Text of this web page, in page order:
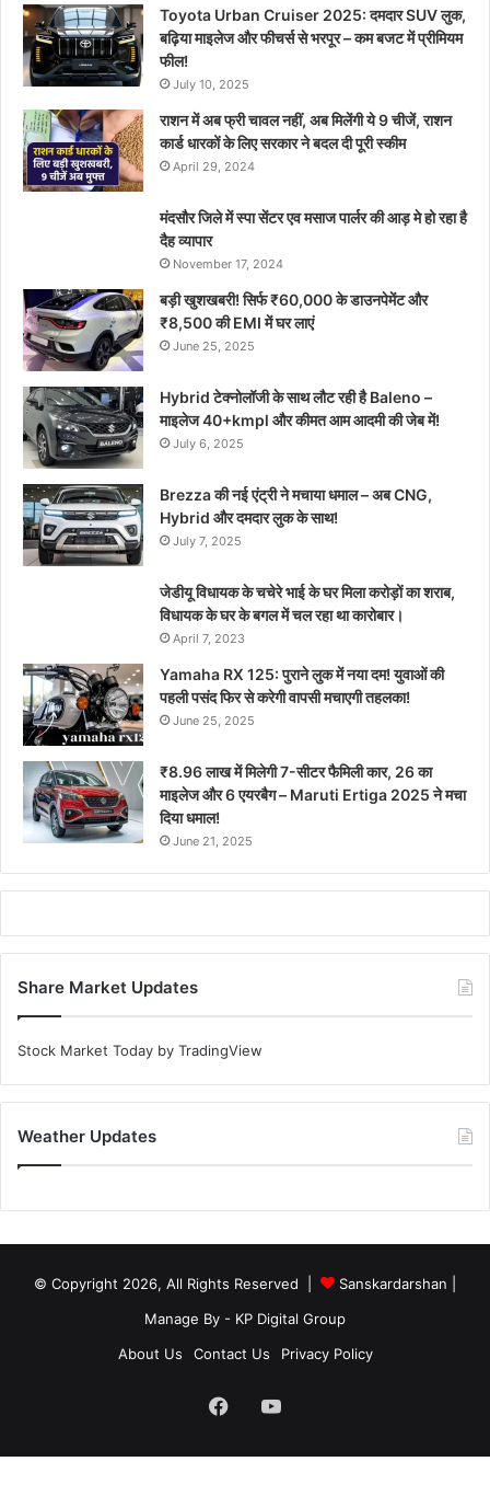
Toyota Urban Cruiser 2025: दमदार SUV लुक,
बढ़िया माइलेज और फीचर्स से भरपूर – कम बजट में प्रीमियम
फील!
July 10, 2025
राशन में अब फ्री चावल नहीं, अब मिलेंगी ये 9 चीजें, राशन
कार्ड धारकों के लिए सरकार ने बदल दी पूरी स्कीम
April 29, 2024
मंदसौर जिले में स्पा सेंटर एव मसाज पार्लर की आड़ मे हो रहा है
दैह व्यापार
November 17, 2024
बड़ी खुशखबरी! सिर्फ ₹60,000 के डाउनपेमेंट और
₹8,500 की EMI में घर लाएं
June 25, 2025
Hybrid टेक्नोलॉजी के साथ लौट रही है Baleno –
माइलेज 40+kmpl और कीमत आम आदमी की जेब में!
July 6, 2025
Brezza की नई एंट्री ने मचाया धमाल – अब CNG,
Hybrid और दमदार लुक के साथ!
July 7, 2025
जेडीयू विधायक के चचेरे भाई के घर मिला करोड़ों का शराब,
विधायक के घर के बगल में चल रहा था कारोबार।
April 7, 2023
Yamaha RX 125: पुराने लुक में नया दम! युवाओं की
पहली पसंद फिर से करेगी वापसी मचाएगी तहलका!
June 25, 2025
₹8.96 लाख में मिलेगी 7-सीटर फैमिली कार, 26 का
माइलेज और 6 एयरबैग – Maruti Ertiga 2025 ने मचा
दिया धमाल!
June 21, 2025
Share Market Updates
Stock Market Today by TradingView
Weather Updates
© Copyright 2026, All Rights Reserved | Sanskardarshan
Manage By - KP Digital Group
About Us
Contact Us Privacy Policy
FacebookYouTube